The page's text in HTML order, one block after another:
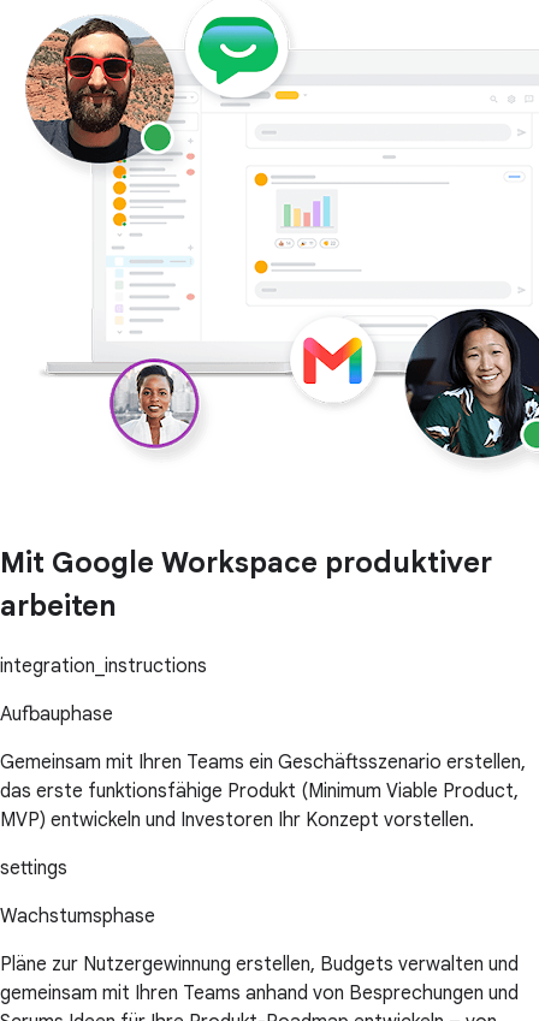
Mit Google Workspace produktiver
arbeiten
integration_instructions
Aufbauphase
Gemeinsam mit Ihren Teams ein Geschäftsszenario erstellen,
das erste funktionsfähige Produkt (Minimum Viable Product,
MVP) entwickeln und Investoren Ihr Konzept vorstellen.
settings
Wachstumsphase
Pläne zur Nutzergewinnung erstellen, Budgets verwalten und
gemeinsam mit Ihren Teams anhand von Besprechungen und